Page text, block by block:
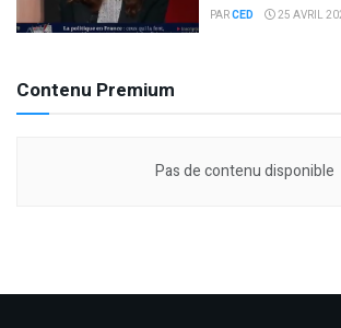
PARCED 25 AVRIL
Contenu Premium
Pas de contenu disponible